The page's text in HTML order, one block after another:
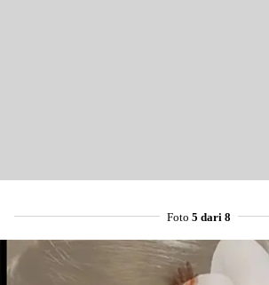
Foto 5 dari 8